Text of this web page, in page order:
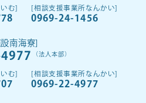
む] [相談支援事業所なんかい]
0969-24-1456
南海寮]
（法人本部）
む] [相談支援事業所なんかい]
0969-22-4977